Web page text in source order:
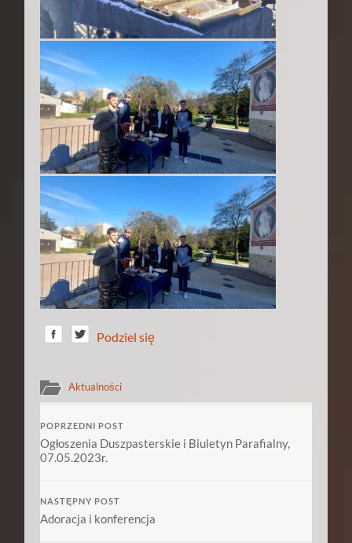
Podziel się
Aktualności
POPRZEDNI POST
Ogłoszenia Duszpasterskie i Biuletyn Parafialny,
07.05.2023r.
NASTĘPNY POST
Adoracja i konferencja